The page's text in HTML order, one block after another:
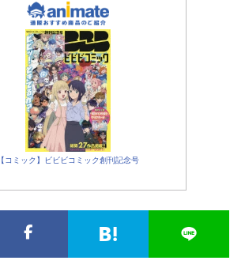
【コミック】ビビビコミック創刊記念号